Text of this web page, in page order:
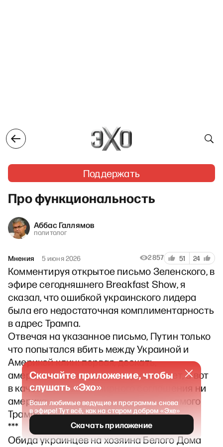
Поддержать
Про функциональность
Аббас Галлямов
политолог
Мнения 5 июня 2026 2857 51 24
Комментируя открытое письмо Зеленского, в
эфире сегодняшнего Breakfast Show, я
сказал, что ошибкой украинского лидера
была его недостаточная комплиментарность
в адрес Трампа.
Отвечая на указанное письмо, Путин только
что попытался вбить между Украиной и
Америкой клин: первая, дескать,
американское оружие получать хочет, а вот
в качестве гаранта мирного соглашения ни
американскую администрацию, ни самого
Трампа почему-то не приглашает.
***
Обида украинцев на хозяина Белого Дома
Скачайте приложение, чтобы
слушать «Эхо»
Ваши любимые ведущие и программы снова
в эфире! Тут всё, как на старом добром «Эхе»
Скачать приложение